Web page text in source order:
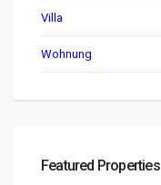
Villa
Wohnung
Featured Properties